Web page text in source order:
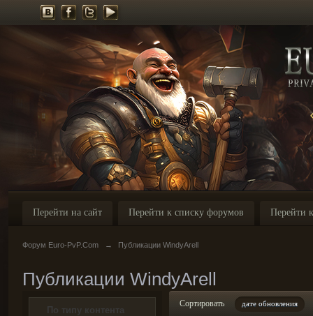
Перейти на сайт Перейти к списку форумов Перейти
Форум Euro-PvP.Com → Публикации WindyArell
Публикации WindyArell
По типу контента
Сортировать дате обновления